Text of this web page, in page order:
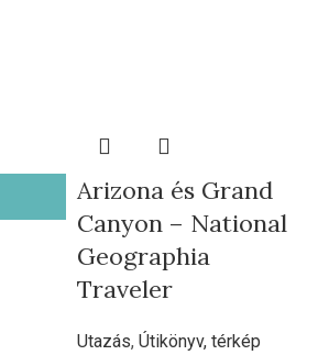
Arizona és Grand
Canyon – National
Geographia
Traveler
Utazás, Útikönyv, térkép